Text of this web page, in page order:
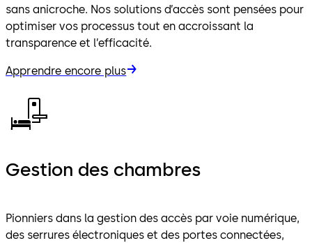
sans anicroche. Nos solutions d’accès sont pensées pour
optimiser vos processus tout en accroissant la
transparence et l’efficacité.
Apprendre encore plus
Gestion des chambres
Pionniers dans la gestion des accès par voie numérique,
des serrures électroniques et des portes connectées,